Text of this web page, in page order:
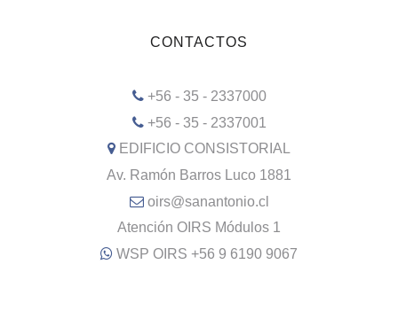
CONTACTOS
+56 - 35 - 2337000
+56 - 35 - 2337001
EDIFICIO CONSISTORIAL
Av. Ramón Barros Luco 1881
oirs@sanantonio.cl
Atención OIRS Módulos 1
WSP OIRS +56 9 6190 9067